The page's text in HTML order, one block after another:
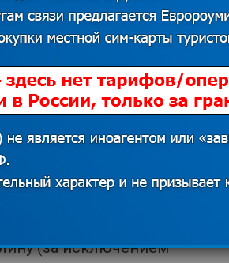
(кстати,
не только на
на 10 процентов.
важно
с такими
(за исключением